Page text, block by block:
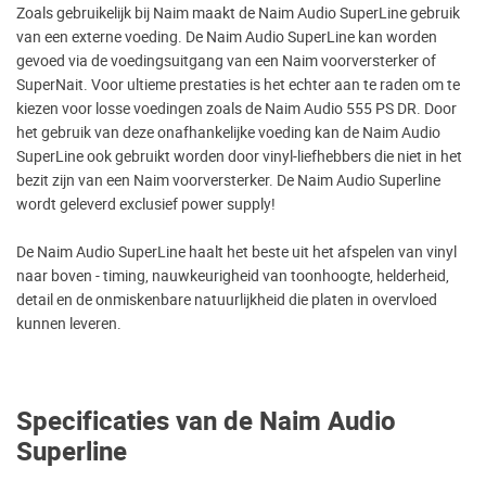
Specificaties van de Naim Audio
Superline
Zoals gebruikelijk bij Naim maakt de Naim Audio SuperLine gebruik
van een externe voeding. De Naim Audio SuperLine kan worden
gevoed via de voedingsuitgang van een Naim voorversterker of
SuperNait. Voor ultieme prestaties is het echter aan te raden om te
kiezen voor losse voedingen zoals de Naim Audio 555 PS DR. Door
het gebruik van deze onafhankelijke voeding kan de Naim Audio
SuperLine ook gebruikt worden door vinyl-liefhebbers die niet in het
bezit zijn van een Naim voorversterker. De Naim Audio Superline
wordt geleverd exclusief power supply!
De Naim Audio SuperLine haalt het beste uit het afspelen van vinyl
naar boven - timing, nauwkeurigheid van toonhoogte, helderheid,
detail en de onmiskenbare natuurlijkheid die platen in overvloed
kunnen leveren.